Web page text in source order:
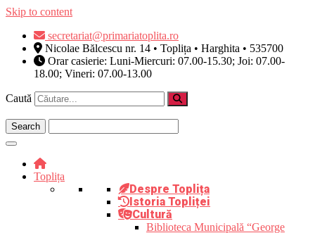
Skip to content
secretariat@primariatoplita.ro
Nicolae Bălcescu nr. 14 • Toplița • Harghita • 535700
Orar casierie: Luni-Miercuri: 07.00-15.30; Joi: 07.00-
18.00; Vineri: 07.00-13.00
Caută
Toplița
Despre Toplița
Istoria Topliței
Cultură
Biblioteca Municipală “George